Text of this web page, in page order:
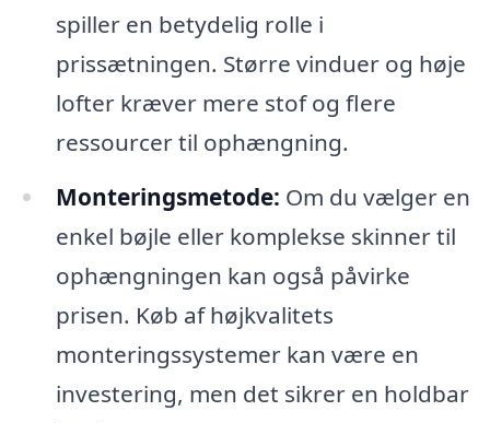
spiller en betydelig rolle i
prissætningen. Større vinduer og høje
lofter kræver mere stof og flere
ressourcer til ophængning.
Monteringsmetode: Om du vælger en
enkel bøjle eller komplekse skinner til
ophængningen kan også påvirke
prisen. Køb af højkvalitets
monteringssystemer kan være en
investering, men det sikrer en holdbar